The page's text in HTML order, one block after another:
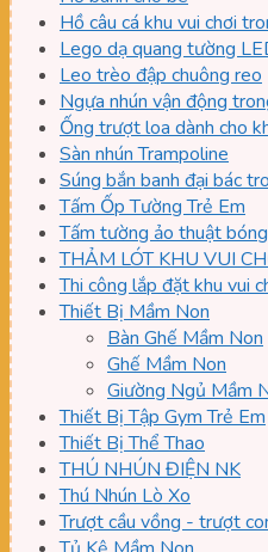
Hồ câu cá khu vui chơi
Lego dạ quang tường
Leo trèo đập chuông reo
Ngựa nhún vận động
Ống trượt loa dành cho
Sàn nhún Trampoline
Súng bắn banh đại bác
Tấm Ốp Tường Trẻ Em
Tấm tường ảo thuật
THẢM LÓT KHU VUI
Thi công lắp đặt khu vui
Thiết Bị Mầm Non
Bàn Ghế Mầm Non
Ghế Mầm Non
Giường Ngủ Mầm
Thiết Bị Tập Gym Trẻ Em
Thiết Bị Thể Thao
THÚ NHÚN ĐIỆN NK
Thú Nhún Lò Xo
Trượt cầu vồng - trượt